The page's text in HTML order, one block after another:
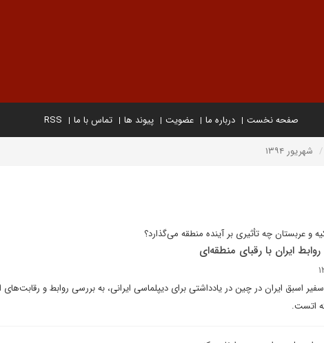
صفحه نخست درباره ما عضویت پیوند ها تماس با ما RSS
شهریور ۱۳۹۴
و عربستان چه تأثیری بر آینده منطقه می‌گذارد؟
ایران با رقبای منطقه‌ای
اسبق ایران در چین در یادداشتی برای دیپلماسی ایرانی، به بررسی روابط و رقابت‌های
اتست.